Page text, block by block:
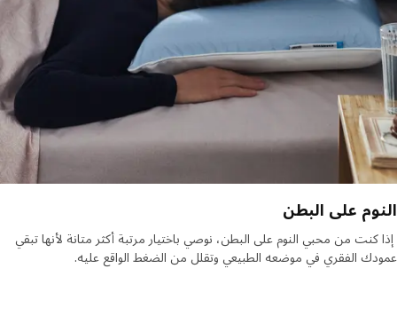
على البطن
من محبي النوم على البطن، نوصي باختيار مرتبة أكثر متانة لأنها تبقي
الفقري في موضعه الطبيعي وتقلل من الضغط الواقع عليه.